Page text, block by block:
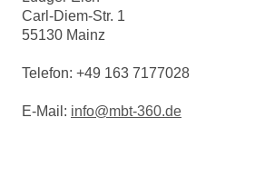
Carl-Diem-Str. 1
55130 Mainz
Telefon: +49 163 7177028
E-Mail: info@mbt-360.de